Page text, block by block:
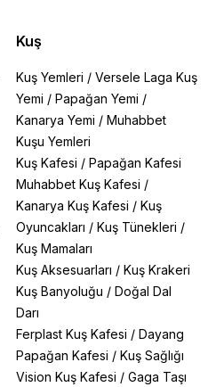
Kuş
Kuş Yemleri / Versele Laga Kuş
Yemi / Papağan Yemi /
Kanarya Yemi / Muhabbet
Kuşu Yemleri
Kuş Kafesi / Papağan Kafesi
Muhabbet Kuş Kafesi /
Kanarya Kuş Kafesi / Kuş
Oyuncakları / Kuş Tünekleri /
Kuş Mamaları
Kuş Aksesuarları / Kuş Krakeri
Kuş Banyoluğu / Doğal Dal
Darı
Ferplast Kuş Kafesi / Dayang
Papağan Kafesi / Kuş Sağlığı
Vision Kuş Kafesi / Gaga Taşı